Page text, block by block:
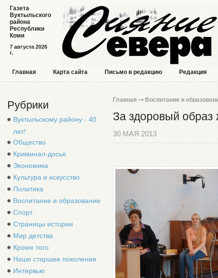
7 августа 2026
г.
Газета
Вуктыльского
района
Республики
Коми
Главная Карта сайта Письмо в редакцию Редакция
Рубрики
Вуктыльскому району - 40
лет!
Общество
Криминал-досье
Экономика
Культура и искусство
Политика
Воспитание и образование
Спорт
Страницы истории
Мир детства
Кроме того
Наше старшее поколение
Интервью
Главная Воспитание и
За здоровый образ
30 МАЯ 2013